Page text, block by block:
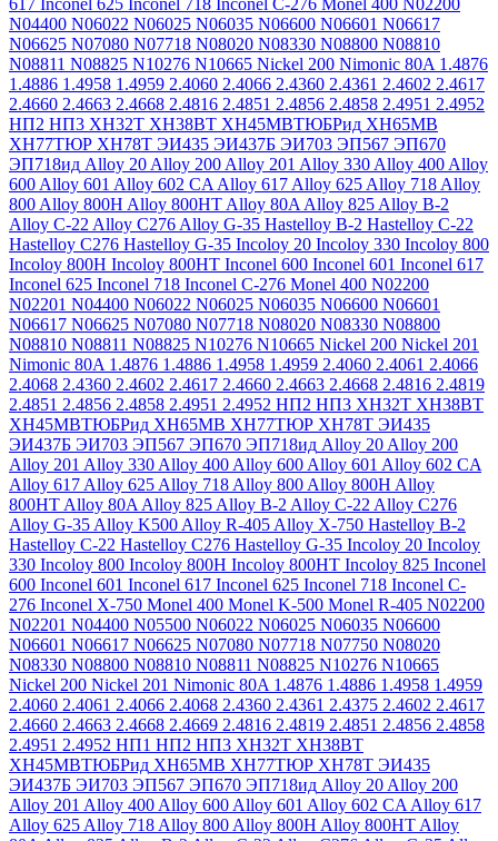
617 Inconel 625 Inconel 718 Inconel C-276 Monel 400 N02200
N04400 N06022 N06025 N06035 N06600 N06601 N06617
N06625 N07080 N07718 N08020 N08330 N08800 N08810
N08811 N08825 N10276 N10665 Nickel 200 Nimonic 80A 1.4876
1.4886 1.4958 1.4959 2.4060 2.4066 2.4360 2.4361 2.4602 2.4617
2.4660 2.4663 2.4668 2.4816 2.4851 2.4856 2.4858 2.4951 2.4952
НП2 НП3 ХН32Т ХН38ВТ ХН45МВТЮБРид ХН65МВ
ХН77ТЮР ХН78Т ЭИ435 ЭИ437Б ЭИ703 ЭП567 ЭП670
ЭП718ид Alloy 20 Alloy 200 Alloy 201 Alloy 330 Alloy 400 Alloy
600 Alloy 601 Alloy 602 CA Alloy 617 Alloy 625 Alloy 718 Alloy
800 Alloy 800H Alloy 800HT Alloy 80A Alloy 825 Alloy B-2
Alloy C-22 Alloy C276 Alloy G-35 Hastelloy B-2 Hastelloy C-22
Hastelloy C276 Hastelloy G-35 Incoloy 20 Incoloy 330 Incoloy 800
Incoloy 800H Incoloy 800HT Inconel 600 Inconel 601 Inconel 617
Inconel 625 Inconel 718 Inconel C-276 Monel 400 N02200
N02201 N04400 N06022 N06025 N06035 N06600 N06601
N06617 N06625 N07080 N07718 N08020 N08330 N08800
N08810 N08811 N08825 N10276 N10665 Nickel 200 Nickel 201
Nimonic 80A 1.4876 1.4886 1.4958 1.4959 2.4060 2.4061 2.4066
2.4068 2.4360 2.4602 2.4617 2.4660 2.4663 2.4668 2.4816 2.4819
2.4851 2.4856 2.4858 2.4951 2.4952 НП2 НП3 ХН32Т ХН38ВТ
ХН45МВТЮБРид ХН65МВ ХН77ТЮР ХН78Т ЭИ435
ЭИ437Б ЭИ703 ЭП567 ЭП670 ЭП718ид Alloy 20 Alloy 200
Alloy 201 Alloy 330 Alloy 400 Alloy 600 Alloy 601 Alloy 602 CA
Alloy 617 Alloy 625 Alloy 718 Alloy 800 Alloy 800H Alloy
800HT Alloy 80A Alloy 825 Alloy B-2 Alloy C-22 Alloy C276
Alloy G-35 Alloy K500 Alloy R-405 Alloy X-750 Hastelloy B-2
Hastelloy C-22 Hastelloy C276 Hastelloy G-35 Incoloy 20 Incoloy
330 Incoloy 800 Incoloy 800H Incoloy 800HT Incoloy 825 Inconel
600 Inconel 601 Inconel 617 Inconel 625 Inconel 718 Inconel C-
276 Inconel X-750 Monel 400 Monel K-500 Monel R-405 N02200
N02201 N04400 N05500 N06022 N06025 N06035 N06600
N06601 N06617 N06625 N07080 N07718 N07750 N08020
N08330 N08800 N08810 N08811 N08825 N10276 N10665
Nickel 200 Nickel 201 Nimonic 80A 1.4876 1.4886 1.4958 1.4959
2.4060 2.4061 2.4066 2.4068 2.4360 2.4361 2.4375 2.4602 2.4617
2.4660 2.4663 2.4668 2.4669 2.4816 2.4819 2.4851 2.4856 2.4858
2.4951 2.4952 НП1 НП2 НП3 ХН32Т ХН38ВТ
ХН45МВТЮБРид ХН65МВ ХН77ТЮР ХН78Т ЭИ435
ЭИ437Б ЭИ703 ЭП567 ЭП670 ЭП718ид Alloy 20 Alloy 200
Alloy 201 Alloy 400 Alloy 600 Alloy 601 Alloy 602 CA Alloy 617
Alloy 625 Alloy 718 Alloy 800 Alloy 800H Alloy 800HT Alloy